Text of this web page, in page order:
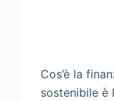
Cos’è la
sostenibile è